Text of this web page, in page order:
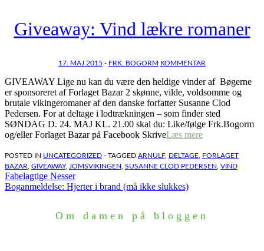
Giveaway: Vind lækre romaner
17. MAJ 2015 - FRK. BOGORM KOMMENTAR
GIVEAWAY Lige nu kan du være den heldige vinder af Bøgerne
er sponsoreret af Forlaget Bazar 2 skønne, vilde, voldsomme og
brutale vikingeromaner af den danske forfatter Susanne Clod
Pedersen. For at deltage i lodtrækningen – som finder sted
SØNDAG D. 24. MAJ KL. 21.00 skal du: Like/følge Frk.Bogorm
og/eller Forlaget Bazar på Facebook SkriveLæs mere
POSTED IN UNCATEGORIZED - TAGGED ARNULF, DELTAGE
FORLAGET
BAZAR GIVEAWAY, JOMSVIKINGEN SUSANNE CLOD PEDERSEN VIND
Indlægsnavigation
Fabelagtige Nesser
Boganmeldelse: Hjerter i brand (må ikke slukkes)
Om damen på bloggen